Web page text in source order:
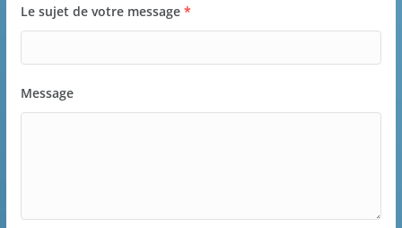
Le sujet de votre message *
Message